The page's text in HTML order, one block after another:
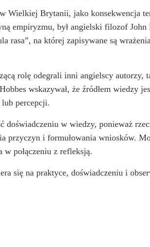
Brytanii, jako konsekwencja
empiryzmu, był angielski filozof
rasa”, na której zapisywane są
rolę odegrali inni angielscy autorzy,
wskazywał, że źródłem wiedzy
lub percepcji.
doświadczeniu w wiedzy, ponieważ
przyczyn i formułowania wniosków.
połączeniu z refleksją.
się na praktyce, doświadczeniu i